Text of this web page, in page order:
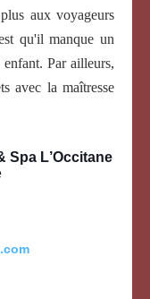
aux voyageurs
qu'il manque un
Par ailleurs,
avec la maîtresse
Spa L’Occitane